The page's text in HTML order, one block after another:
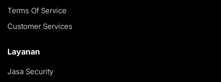
Terms Of Service
Customer Services
Layanan
Jasa Security